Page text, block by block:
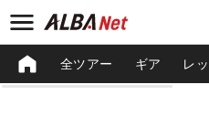
全ツアー ギア レ